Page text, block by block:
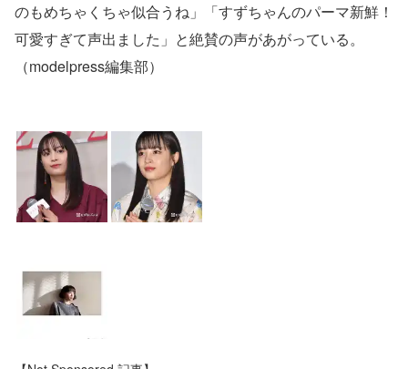
のもめちゃくちゃ似合うね」「すずちゃんのパーマ新鮮！
可愛すぎて声出ました」と絶賛の声があがっている。
（modelpress編集部）